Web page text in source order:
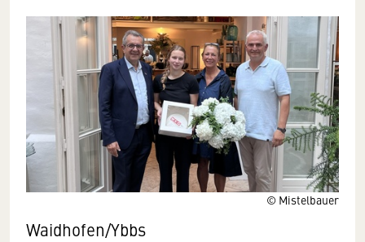
© Mistelbauer
Waidhofen/Ybbs